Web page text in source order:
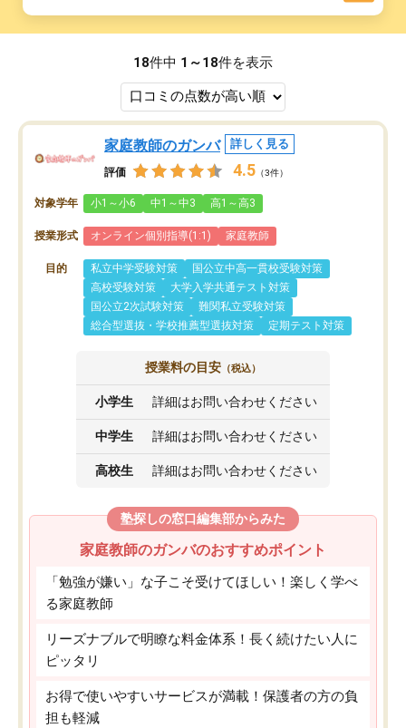
18件中 1～18件を表示
家庭教師のガンバ 詳しく見る
評価 4.5 （3件）
対象学年 小1～小6 中1～中3 高1～高3
授業形式 オンライン個別指導(1:1) 家庭教師
目的 私立中学受験対策
国公立中高一貫校受験対策
高校受験対策
大学入学共通テスト対策
国公立2次試験対策
難関私立受験対策
総合型選抜・学校推薦型選抜対策
定期テスト対策
授業料の目安 （税込）
小学生 詳細はお問い合わせください
中学生 詳細はお問い合わせください
高校生 詳細はお問い合わせください
塾探しの窓口編集部からみた
家庭教師のガンバのおすすめポイント
「勉強が嫌い」な子こそ受けてほしい！楽しく学べ
る家庭教師
リーズナブルで明瞭な料金体系！長く続けたい人に
ピッタリ
お得で使いやすいサービスが満載！保護者の方の負
担も軽減